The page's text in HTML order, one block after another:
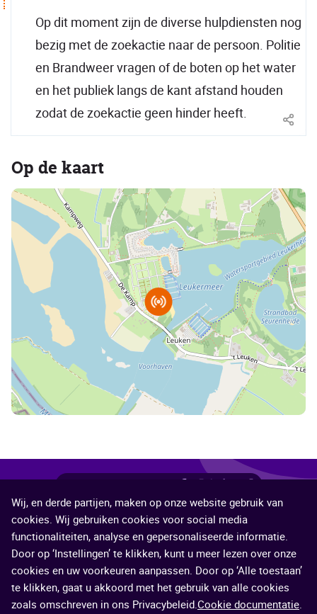
Wij, en derde partijen, maken op onze website gebruik van
cookies. Wij gebruiken cookies voor social media
functionaliteiten, analyse en gepersonaliseerde informatie.
Door op ‘Instellingen’ te klikken, kunt u meer lezen over onze
cookies en uw voorkeuren aanpassen. Door op ‘Alle toestaan’
te klikken, gaat u akkoord met het gebruik van alle cookies
zoals omschreven in ons Privacybeleid. Cookie documentatie
Op dit moment zijn de diverse hulpdiensten nog
bezig met de zoekactie naar de persoon. Politie
en Brandweer vragen of de boten op het water
en het publiek langs de kant afstand houden
zodat de zoekactie geen hinder heeft.
Op de kaart
deze
via
e-
mail
Deel
deze
pagina
op
Facebook
Deel
deze
pagina
op
X
(voorheen
Deel
deze
pagina
op
LinkedIn
Deel
deze
pagina
op
WhatsApp
©2026 Veiligheidsregio Limburg-Noord
Service
Contact Proclaimer Cookies